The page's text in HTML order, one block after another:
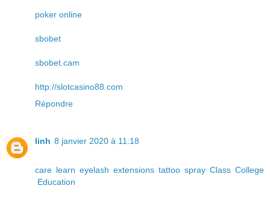
poker online
sbobet
sbobet.cam
http://slotcasino88.com
Répondre
linh 8 janvier 2020 à 11:18
care learn eyelash extensions tattoo spray Class College
Education